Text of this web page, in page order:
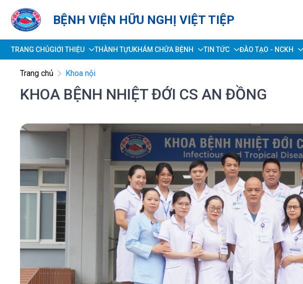
BỆNH VIỆN HỮU NGHỊ VIỆT TIỆP
TRANG CHỦGIỚI THIỆU THÀNH TỰUKHÁM CHỮA BỆNH TIN TỨC ĐÀO TẠO - NCKH
Trang chủ Khoa nội
KHOA BỆNH NHIỆT ĐỚI CS AN ĐỒNG